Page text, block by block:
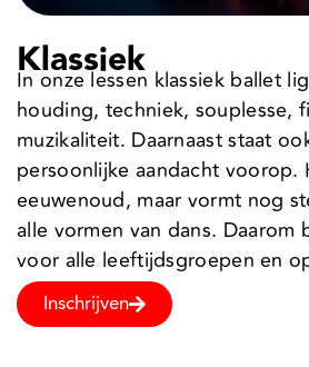
Klassiek
In onze lessen klassiek ballet
houding, techniek, souplesse,
muzikaliteit. Daarnaast staat
persoonlijke aandacht voorop.
eeuwenoud, maar vormt nog
alle vormen van dans. Daarom
voor alle leeftijdsgroepen en
Inschrijven